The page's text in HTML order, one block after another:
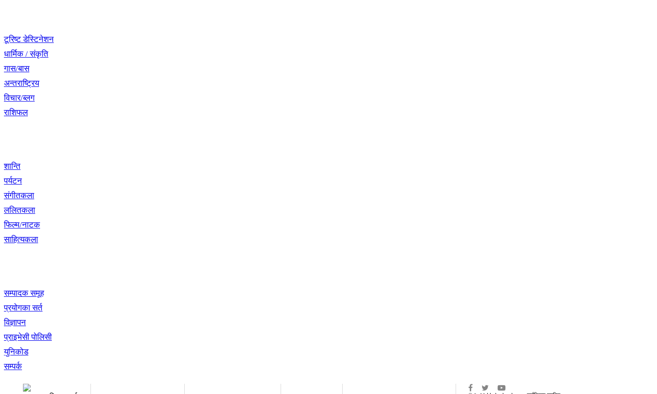
टूरिष्ट डेस्टिनेशन
धार्मिक / संकृति
गास/बास
अन्तराष्ट्रिय
विचार/ब्लग
राशिफल
शान्ति
पर्यटन
संगीतकला
ललितकला
फिल्म/नाटक
साहित्यकला
सम्पादक समूह
प्रयोगका सर्त
विज्ञापन
प्राइभेसी पोलिसी
युनिकोड
सम्पर्क